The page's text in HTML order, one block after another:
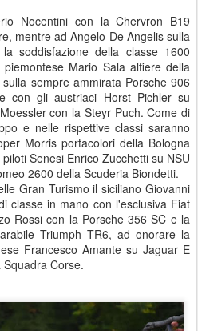
Nocentini con la Chervron B19
mentre ad Angelo De Angelis sulla
soddisfazione della classe 1600
Mario Sala alfiere della
sempre ammirata Porsche 906
con gli austriaci Horst Pichler su
con la Steyr Puch. Come di
e nelle rispettive classi saranno
Morris portacolori della Bologna
Senesi Enrico Zucchetti su NSU
2600 della Scuderia Biondetti.
Gran Turismo il siciliano Giovanni
classe in mano con l'esclusiva Fiat
Rossi con la Porsche 356 SC e la
Triumph TR6, ad onorare la
Francesco Amante su Jaguar E
Corse.